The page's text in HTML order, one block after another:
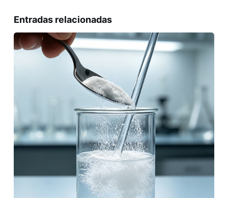
Entradas relacionadas